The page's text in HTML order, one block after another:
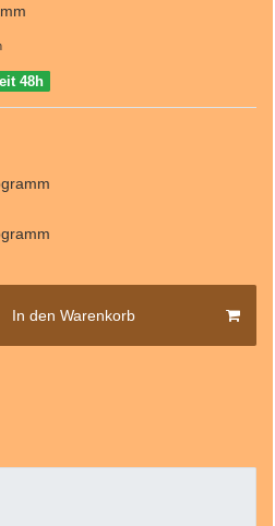
48h
In den Warenkorb